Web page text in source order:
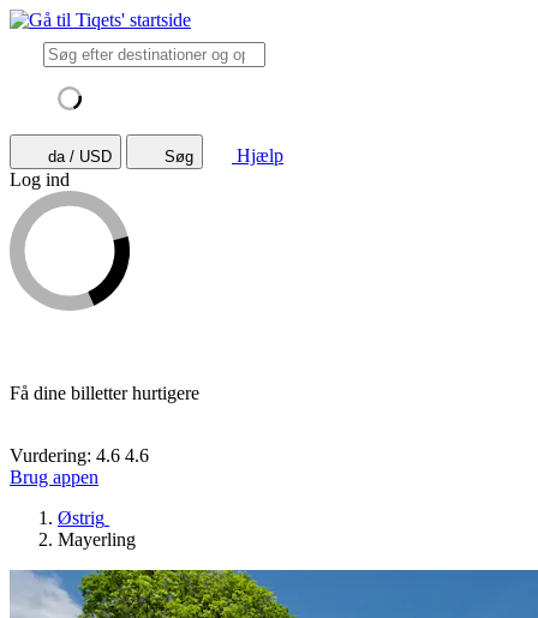
da / USD Søg
Hjælp
Log ind
Få dine billetter hurtigere
Vurdering: 4.6 4.6
Brug appen
Østrig
Mayerling